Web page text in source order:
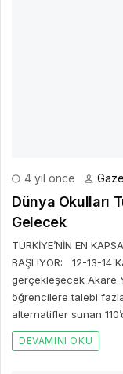
4 yıl önce
Dünya Okulları
Gelecek
TÜRKİYE’NİN EN
BAŞLIYOR: 12-13-14
gerçekleşecek Akare
öğrencilere talebi
alternatifler sunan
DEVAMINI OKU